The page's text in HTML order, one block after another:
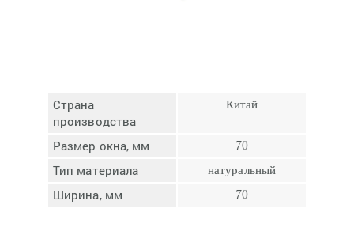
Страна
производства
Китай
Размер окна, мм 70
Тип материала натуральный
Ширина, мм 70